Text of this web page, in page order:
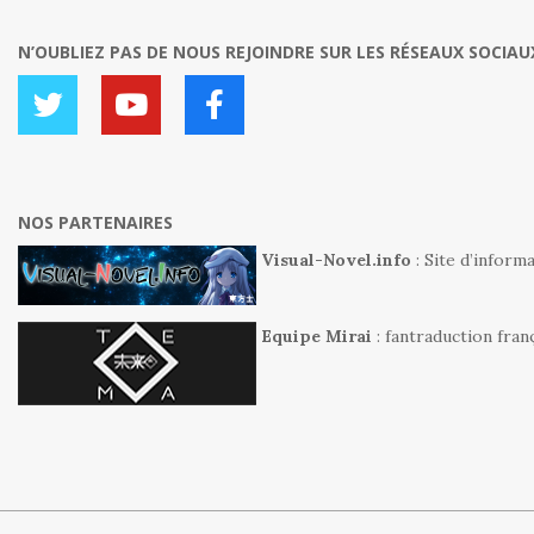
N’OUBLIEZ PAS DE NOUS REJOINDRE SUR LES RÉSEAUX
NOS PARTENAIRES
Visual-Novel.info : Site
Equipe Mirai : fantraduction